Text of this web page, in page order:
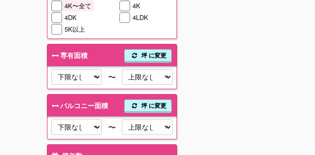
4K〜全て
4K
4DK
4LDK
5K以上
専有面積 坪 に変更
〜
バルコニー面積 坪 に変更
〜